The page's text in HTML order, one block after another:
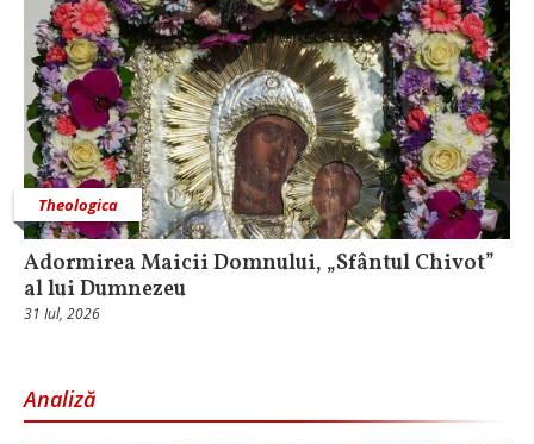
Theologica
Adormirea Maicii Domnului, „Sfântul Chivot”
al lui Dumnezeu
31 Iul, 2026
Analiză